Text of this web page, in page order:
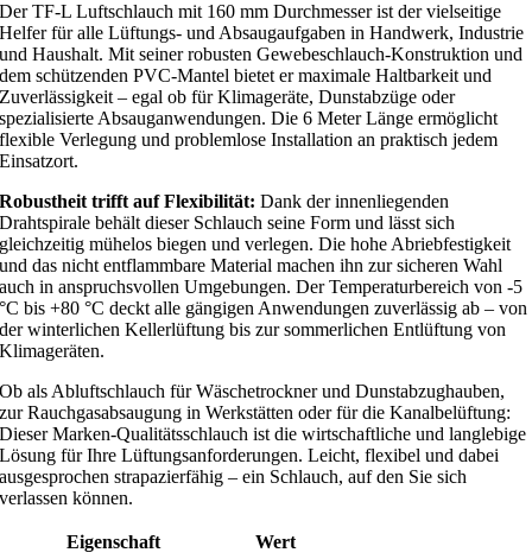
Der TF-L Luftschlauch mit 160 mm Durchmesser ist der vielseitige
Helfer für alle Lüftungs- und Absaugaufgaben in Handwerk, Industrie
und Haushalt. Mit seiner robusten Gewebeschlauch-Konstruktion und
dem schützenden PVC-Mantel bietet er maximale Haltbarkeit und
Zuverlässigkeit – egal ob für Klimageräte, Dunstabzüge oder
spezialisierte Absauganwendungen. Die 6 Meter Länge ermöglicht
flexible Verlegung und problemlose Installation an praktisch jedem
Einsatzort.
Robustheit trifft auf Flexibilität: Dank der innenliegenden
Drahtspirale behält dieser Schlauch seine Form und lässt sich
gleichzeitig mühelos biegen und verlegen. Die hohe Abriebfestigkeit
und das nicht entflammbare Material machen ihn zur sicheren Wahl
auch in anspruchsvollen Umgebungen. Der Temperaturbereich von -5
°C bis +80 °C deckt alle gängigen Anwendungen zuverlässig ab – von
der winterlichen Kellerlüftung bis zur sommerlichen Entlüftung von
Klimageräten.
Ob als Abluftschlauch für Wäschetrockner und Dunstabzughauben,
zur Rauchgasabsaugung in Werkstätten oder für die Kanalbelüftung:
Dieser Marken-Qualitätsschlauch ist die wirtschaftliche und langlebige
Lösung für Ihre Lüftungsanforderungen. Leicht, flexibel und dabei
ausgesprochen strapazierfähig – ein Schlauch, auf den Sie sich
verlassen können.
Eigenschaft
Wert